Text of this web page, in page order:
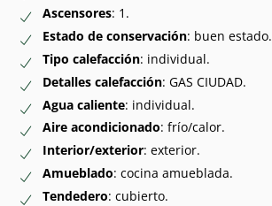
Ascensores: 1.
Estado de conservación: buen estado.
Tipo calefacción: individual.
Detalles calefacción: GAS CIUDAD.
Agua caliente: individual.
Aire acondicionado: frío/calor.
Interior/exterior: exterior.
Amueblado: cocina amueblada.
Tendedero: cubierto.